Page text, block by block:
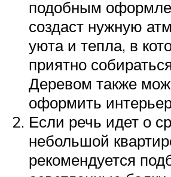
подобным
создаст нужную
уюта и тепла, в
приятно
Деревом также
оформить
Если речь идет о
небольшой
рекомендуется